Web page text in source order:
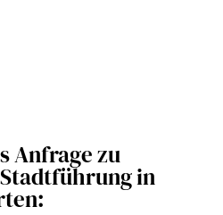
Anfrage zu
in